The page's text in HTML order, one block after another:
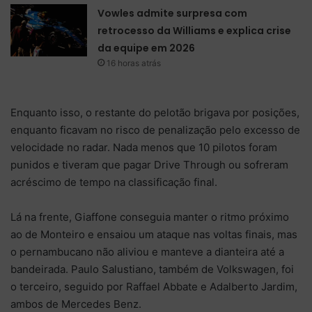
Vowles admite surpresa com
retrocesso da Williams e explica crise
da equipe em 2026
16 horas atrás
Enquanto isso, o restante do pelotão brigava por posições,
enquanto ficavam no risco de penalização pelo excesso de
velocidade no radar. Nada menos que 10 pilotos foram
punidos e tiveram que pagar Drive Through ou sofreram
acréscimo de tempo na classificação final.
Lá na frente, Giaffone conseguia manter o ritmo próximo
ao de Monteiro e ensaiou um ataque nas voltas finais, mas
o pernambucano não aliviou e manteve a dianteira até a
bandeirada. Paulo Salustiano, também de Volkswagen, foi
o terceiro, seguido por Raffael Abbate e Adalberto Jardim,
ambos de Mercedes Benz.